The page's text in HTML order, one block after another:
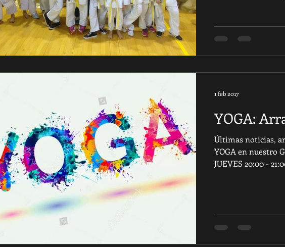
YOGA:
Últimas noticias,
YOGA en nuestro
JUEVES 20:00 -
1 feb 2017